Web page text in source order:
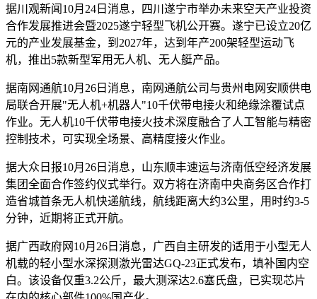
据川观新闻10月24日消息，四川遂宁市举办未来空天产业投资
合作发展推进会暨2025遂宁轻型飞机公开赛。遂宁已设立20亿
元的产业发展基金，到2027年，达到年产200架轻型运动飞
机，推出5款新型军用无人机、无人艇产品。
据南网通航10月26日消息，南网通航公司与贵州电网安顺供电
局联合开展"无人机+机器人"10千伏带电接火和绝缘涂覆试点
作业。无人机10千伏带电接火技术深度融合了人工智能与精密
控制技术，可实现全场景、高精度接火作业。
据大众日报10月26日消息，山东顺丰速运与济南低空经济发展
集团全面合作签约仪式举行。双方将在济南中央商务区合作打
造省城首条无人机快递航线，航线距离大约3公里，用时约3-5
分钟，近期将正式开航。
据广西政府网10月26日消息，广西自主研发的适用于小型无人
机载的轻小型水深探测激光雷达GQ-23正式发布，填补国内空
白。该设备仅重3.2公斤，最大测深达2.6塞氏盘，已实现芯片